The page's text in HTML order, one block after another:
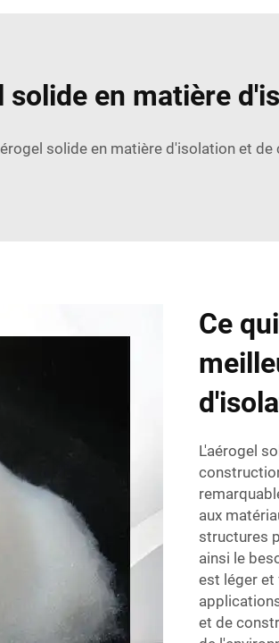
solide en matière
solide en matière d'isolation et
Ce
L'aérogel
aux
structures
ainsi le
est léger et
et de